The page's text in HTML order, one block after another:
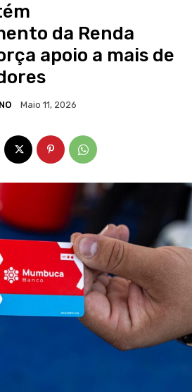
da Renda
apoio a mais de
Maio 11, 2026